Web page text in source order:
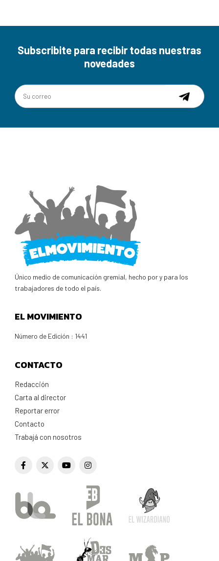
Subscribite para recibir todas nuestras
novedades
Único medio de comunicación gremial, hecho por y para los
trabajadores de todo el país.
EL MOVIMIENTO
Número de Edición : 1441
CONTACTO
Redacción
Carta al director
Reportar error
Contacto
Trabajá con nosotros